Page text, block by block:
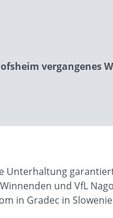
vergangenes
Unterhaltung
und VfL
in Gradec in